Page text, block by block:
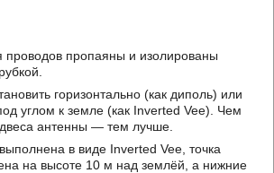
проводов пропаяны и изолированы
горизонтально (как диполь) или
углом к земле (как Inverted Vee). Чем
антенны — тем лучше.
в виде Inverted Vee, точка
на высоте 10 м над землёй, а нижние